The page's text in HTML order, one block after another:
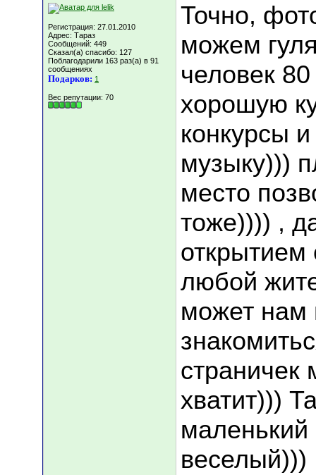
Регистрация: 27.01.2010
Адрес: Тараз
Сообщений: 449
Сказал(а) спасибо: 127
Поблагодарили 163 раз(а) в 91
сообщениях
Подарков: 1
Вес репутации: 70
Точно,
можем
человек 80
хорошую
конкурсы
музыку)))
место
тоже)))) ,
открытием
любой
может нам
страничек
хватит)))
маленький
веселый)))